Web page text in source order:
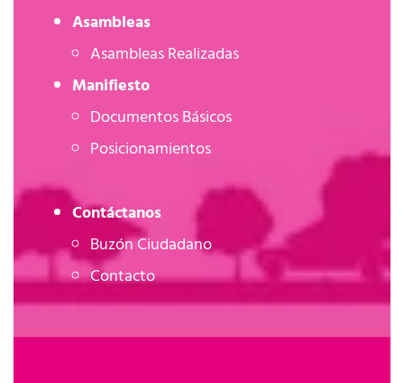
Asambleas
Asambleas Realizadas
Manifiesto
Documentos Básicos
Posicionamientos
Contáctanos
Buzón Ciudadano
Contacto